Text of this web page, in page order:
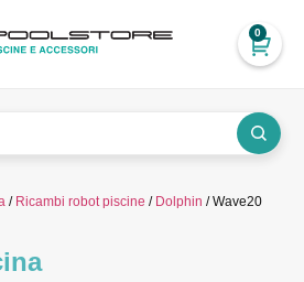
0
/ Ricambi robot piscine / Dolphin / Wave20